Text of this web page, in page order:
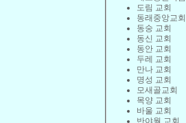
도림 교회
동래중앙교회
동숭 교회
동신 교회
동안 교회
두레 교회
만나 교회
명성 교회
모새골교회
목양 교회
바울 교회
반야월 교회